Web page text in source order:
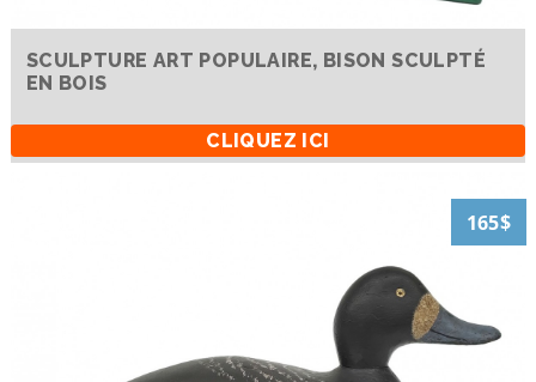
SCULPTURE ART POPULAIRE, BISON SCULPTÉ
EN BOIS
CLIQUEZ ICI
165$